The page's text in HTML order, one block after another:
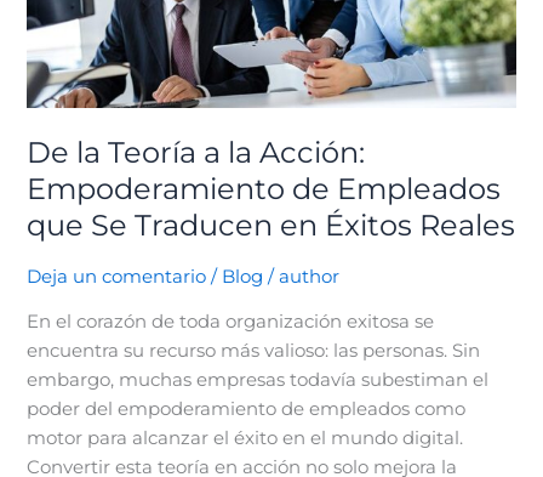
De la Teoría a la Acción:
Empoderamiento de Empleados
que Se Traducen en Éxitos Reales
Deja un comentario / Blog /author
En el corazón de toda organización exitosa se
encuentra su recurso más valioso: las personas. Sin
embargo, muchas empresas todavía subestiman el
poder del empoderamiento de empleados como
motor para alcanzar el éxito en el mundo digital.
Convertir esta teoría en acción no solo mejora la
Empoderamiento
de
Empleados
que
Traducen
en
Éxitos